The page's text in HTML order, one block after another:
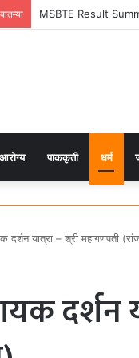
MSBTE Result
आरोग्य पाककृती धर्म
दर्शन यात्रा – श्री महागणपती
दर्शन